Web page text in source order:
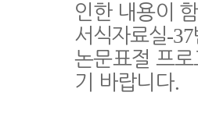
인한 내용이
서식자료실-37
논문표절 프
기 바랍니다.